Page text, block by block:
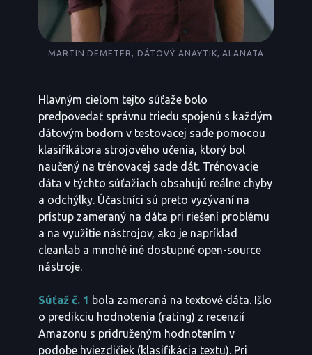
MARTIN DEMETER, DÁTOVÝ ANAYTIK, ALANATA
Hlavným cieľom tejto súťaže bolo
predpovedať správnu triedu spojenú s každým
dátovým bodom v testovacej sade pomocou
klasifikátora strojového učenia, ktorý bol
naučený na trénovacej sade dát. Trénovacie
dáta v týchto súťažiach obsahujú reálne chyby
a odchýlky. Účastníci sú preto vyzývaní na
prístup zameraný na dáta pri riešení problému
a na využitie nástrojov, ako je napríklad
cleanlab a mnohé iné dostupné open-source
nástroje.
Súťaž č. 1 bola zameraná na textové dáta. Išlo
o predikciu hodnotenia (rating) z recenzií
Amazonu s pridruženým hodnotením v
podobe hviezdičiek (klasifikácia textu). Pri